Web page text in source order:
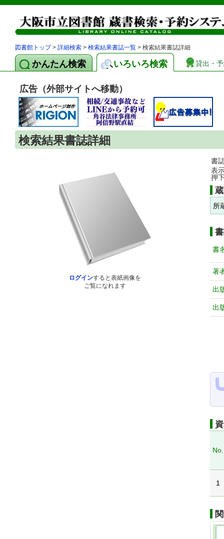
図書館トップ> 詳細検索 > 検索結果書誌一覧 > 検索結果書誌詳細
かんたん検索 いろいろ検索 貸出・
広告（外部サイトへ移動）
検索結果書誌詳細
ログインすると表紙画像を
ご覧になれます
書
表
押
所
書
著
出
出
No.
1